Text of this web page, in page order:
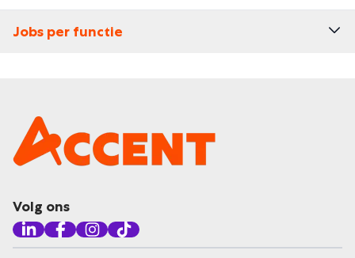
Jobs per functie
Volg ons